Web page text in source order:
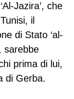
Jazira’, che
il
di Stato ‘al-
sarebbe
prima di lui,
di Gerba.